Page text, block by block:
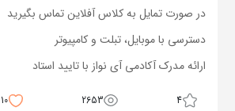
در صورت تمایل به کلاس آفلاین تماس بگیرید
دسترسی با موبایل، تبلت و کامپیوتر
ارائه مدرک آکادمی آی نواز با تایید استاد
4
2653
10